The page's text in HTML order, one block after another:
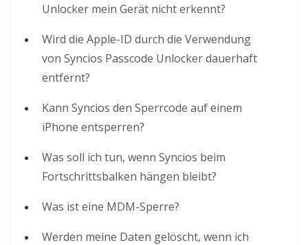
Unlocker mein Gerät nicht erkennt?
Wird die Apple-ID durch die Verwendung
von Syncios Passcode Unlocker dauerhaft
entfernt?
Kann Syncios den Sperrcode auf einem
iPhone entsperren?
Was soll ich tun, wenn Syncios beim
Fortschrittsbalken hängen bleibt?
Was ist eine MDM-Sperre?
Werden meine Daten gelöscht, wenn ich